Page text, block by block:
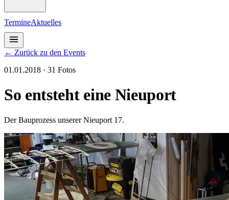
TermineAktuelles
← Zurück zu den Events
01.01.2018 · 31 Fotos
So entsteht eine Nieuport
Der Bauprozess unserer Nieuport 17.